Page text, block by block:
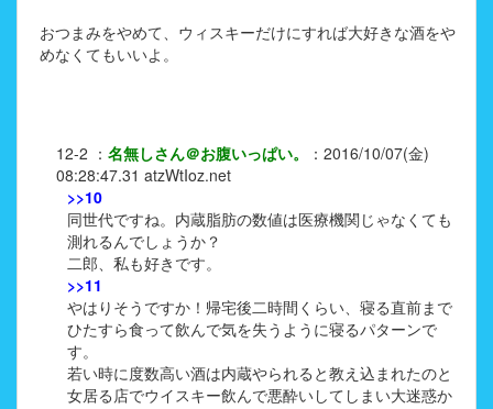
おつまみをやめて、ウィスキーだけにすれば大好きな酒をや
めなくてもいいよ。
12-2 ： 名無しさん＠お腹いっぱい。 ： 2016/10/07(金)
08:28:47.31 atzWtIoz.net
>>10
同世代ですね。内蔵脂肪の数値は医療機関じゃなくても
測れるんでしょうか？
二郎、私も好きです。
>>11
やはりそうですか！帰宅後二時間くらい、寝る直前まで
ひたすら食って飲んで気を失うように寝るパターンで
す。
若い時に度数高い酒は内蔵やられると教え込まれたのと
女居る店でウイスキー飲んで悪酔いしてしまい大迷惑か